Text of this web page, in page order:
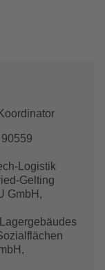
Logistik
Gelting
GmbH,